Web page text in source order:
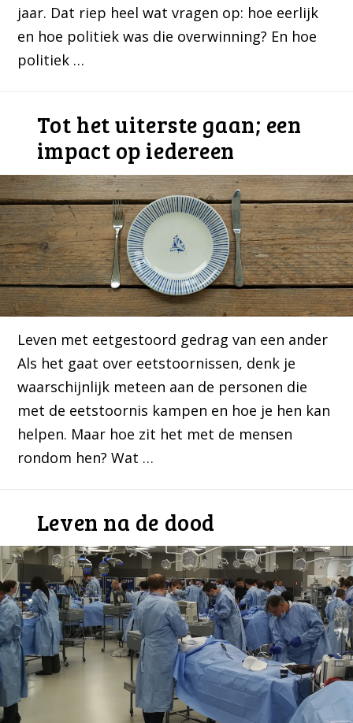
jaar. Dat riep heel wat vragen op: hoe eerlijk
en hoe politiek was die overwinning? En hoe
politiek …
Tot het uiterste gaan; een
impact op iedereen
Leven met eetgestoord gedrag van een ander
Als het gaat over eetstoornissen, denk je
waarschijnlijk meteen aan de personen die
met de eetstoornis kampen en hoe je hen kan
helpen. Maar hoe zit het met de mensen
rondom hen? Wat …
Leven na de dood